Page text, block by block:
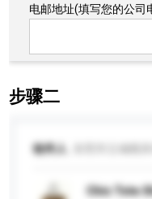
电邮地址(填写您的公司
步骤二
收件人
Chic Tote